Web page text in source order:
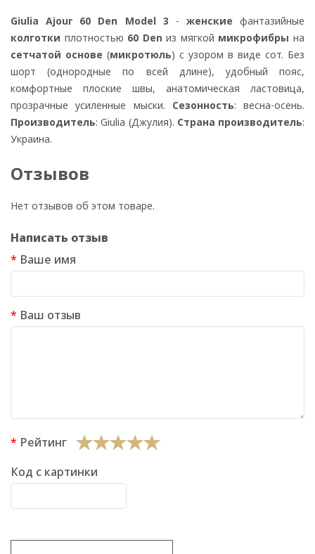
Giulia Ajour 60 Den Model 3 - женские фантазийные
колготки плотностью 60 Den из мягкой микрофибрына
сетчатой основе (микротюль) с узором в виде сот. Без
шорт (однородные по всей длине), удобный пояс,
комфортные плоские швы, анатомическая ластовица,
прозрачные усиленные мыски. Сезонность: весна-осень.
Производитель: Giulia (Джулия). Страна производитель:
Украина.
Отзывов
Нет отзывов об этом товаре.
Написать отзыв
Ваше имя
Ваш отзыв
Рейтинг
Код с картинки